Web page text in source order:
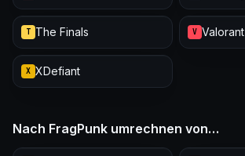
T The Finals V Valorant
X XDefiant
Nach FragPunk umrechnen von…